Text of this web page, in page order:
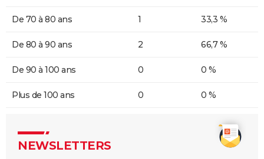
De 70 à 80 ans 1 33,3 %
De 80 à 90 ans 2 66,7 %
De 90 à 100 ans 0 0 %
Plus de 100 ans 0 0 %
NEWSLETTERS